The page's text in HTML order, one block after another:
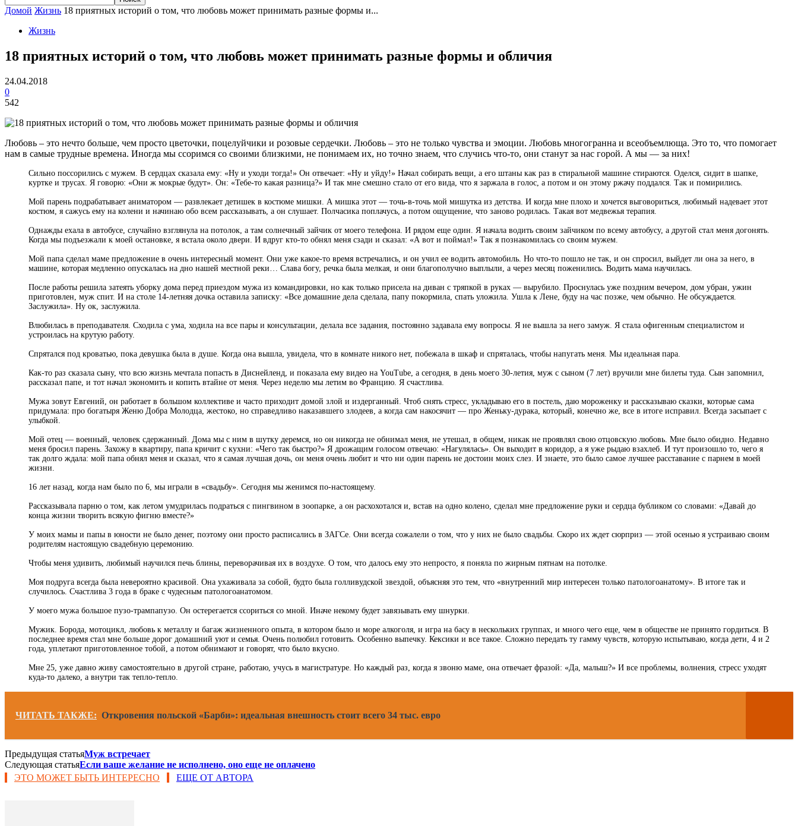
Домой Жизнь 18 приятных историй о том, что любовь может принимать разные формы и...
Жизнь
18 приятных историй о том, что любовь может принимать разные формы и обличия
24.04.2018
0
542
Любовь – это нечто больше, чем просто цветочки, поцелуйчики и розовые сердечки. Любовь – это не только чувства и эмоции. Любовь многогранна и всеобъемлюща. Это то, что помогает
нам в самые трудные времена. Иногда мы ссоримся со своими близкими, не понимаем их, но точно знаем, что случись что-то, они станут за нас горой. А мы — за них!
Сильно поссорились с мужем. В сердцах сказала ему: «Ну и уходи тогда!» Он отвечает: «Ну и уйду!» Начал собирать вещи, а его штаны как раз в стиральной машине стираются. Оделся, сидит в шапке,
куртке и трусах. Я говорю: «Они ж мокрые будут». Он: «Тебе-то какая разница?» И так мне смешно стало от его вида, что я заржала в голос, а потом и он этому ржачу поддался. Так и помирились.
Мой парень подрабатывает аниматором — развлекает детишек в костюме мишки. А мишка этот — точь-в-точь мой мишутка из детства. И когда мне плохо и хочется выговориться, любимый надевает этот
костюм, я сажусь ему на колени и начинаю обо всем рассказывать, а он слушает. Полчасика поплачусь, а потом ощущение, что заново родилась. Такая вот медвежья терапия.
Однажды ехала в автобусе, случайно взглянула на потолок, а там солнечный зайчик от моего телефона. И рядом еще один. Я начала водить своим зайчиком по всему автобусу, а другой стал меня догонять.
Когда мы подъезжали к моей остановке, я встала около двери. И вдруг кто-то обнял меня сзади и сказал: «А вот и поймал!» Так я познакомилась со своим мужем.
Мой папа сделал маме предложение в очень интересный момент. Они уже какое-то время встречались, и он учил ее водить автомобиль. Но что-то пошло не так, и он спросил, выйдет ли она за него, в
машине, которая медленно опускалась на дно нашей местной реки… Слава богу, речка была мелкая, и они благополучно выплыли, а через месяц поженились. Водить мама научилась.
После работы решила затеять уборку дома перед приездом мужа из командировки, но как только присела на диван с тряпкой в руках — вырубило. Проснулась уже поздним вечером, дом убран, ужин
приготовлен, муж спит. И на столе 14-летняя дочка оставила записку: «Все домашние дела сделала, папу покормила, спать уложила. Ушла к Лене, буду на час позже, чем обычно. Не обсуждается.
Заслужила». Ну ок, заслужила.
Влюбилась в преподавателя. Сходила с ума, ходила на все пары и консультации, делала все задания, постоянно задавала ему вопросы. Я не вышла за него замуж. Я стала офигенным специалистом и
устроилась на крутую работу.
Спрятался под кроватью, пока девушка была в душе. Когда она вышла, увидела, что в комнате никого нет, побежала в шкаф и спряталась, чтобы напугать меня. Мы идеальная пара.
Как-то раз сказала сыну, что всю жизнь мечтала попасть в Диснейленд, и показала ему видео на YouTube, а сегодня, в день моего 30-летия, муж с сыном (7 лет) вручили мне билеты туда. Сын запомнил,
рассказал папе, и тот начал экономить и копить втайне от меня. Через неделю мы летим во Францию. Я счастлива.
Мужа зовут Евгений, он работает в большом коллективе и часто приходит домой злой и издерганный. Чтоб снять стресс, укладываю его в постель, даю мороженку и рассказываю сказки, которые сама
придумала: про богатыря Женю Добра Молодца, жестоко, но справедливо наказавшего злодеев, а когда сам накосячит — про Женьку-дурака, который, конечно же, все в итоге исправил. Всегда засыпает с
улыбкой.
Мой отец — военный, человек сдержанный. Дома мы с ним в шутку деремся, но он никогда не обнимал меня, не утешал, в общем, никак не проявлял свою отцовскую любовь. Мне было обидно. Недавно
меня бросил парень. Захожу в квартиру, папа кричит с кухни: «Чего так быстро?» Я дрожащим голосом отвечаю: «Нагулялась». Он выходит в коридор, а я уже рыдаю взахлеб. И тут произошло то, чего я
так долго ждала: мой папа обнял меня и сказал, что я самая лучшая дочь, он меня очень любит и что ни один парень не достоин моих слез. И знаете, это было самое лучшее расставание с парнем в моей
жизни.
16 лет назад, когда нам было по 6, мы играли в «свадьбу». Сегодня мы женимся по-настоящему.
Рассказывала парню о том, как летом умудрилась подраться с пингвином в зоопарке, а он расхохотался и, встав на одно колено, сделал мне предложение руки и сердца бубликом со словами: «Давай до
конца жизни творить всякую фигню вместе?»
У моих мамы и папы в юности не было денег, поэтому они просто расписались в ЗАГСе. Они всегда сожалели о том, что у них не было свадьбы. Скоро их ждет сюрприз — этой осенью я устраиваю своим
родителям настоящую свадебную церемонию.
Чтобы меня удивить, любимый научился печь блины, переворачивая их в воздухе. О том, что далось ему это непросто, я поняла по жирным пятнам на потолке.
Моя подруга всегда была невероятно красивой. Она ухаживала за собой, будто была голливудской звездой, объясняя это тем, что «внутренний мир интересен только патологоанатому». В итоге так и
случилось. Счастлива 3 года в браке с чудесным патологоанатомом.
У моего мужа большое пузо-трампапузо. Он остерегается ссориться со мной. Иначе некому будет завязывать ему шнурки.
Мужик. Борода, мотоцикл, любовь к металлу и багаж жизненного опыта, в котором было и море алкоголя, и игра на басу в нескольких группах, и много чего еще, чем в обществе не принято гордиться. В
последнее время стал мне больше дорог домашний уют и семья. Очень полюбил готовить. Особенно выпечку. Кексики и все такое. Сложно передать ту гамму чувств, которую испытываю, когда дети, 4 и 2
года, уплетают приготовленное тобой, а потом обнимают и говорят, что было вкусно.
Мне 25, уже давно живу самостоятельно в другой стране, работаю, учусь в магистратуре. Но каждый раз, когда я звоню маме, она отвечает фразой: «Да, малыш?» И все проблемы, волнения, стресс уходят
куда-то далеко, а внутри так тепло-тепло.
ЧИТАТЬ ТАКЖЕ: Откровения польской «Барби»: идеальная внешность стоит всего 34 тыс. евро
Предыдущая статьяМуж встречает
Следующая статьяЕсли ваше желание не исполнено, оно еще не оплачено
ЭТО МОЖЕТ БЫТЬ ИНТЕРЕСНО
ЕЩЕ ОТ АВТОРА